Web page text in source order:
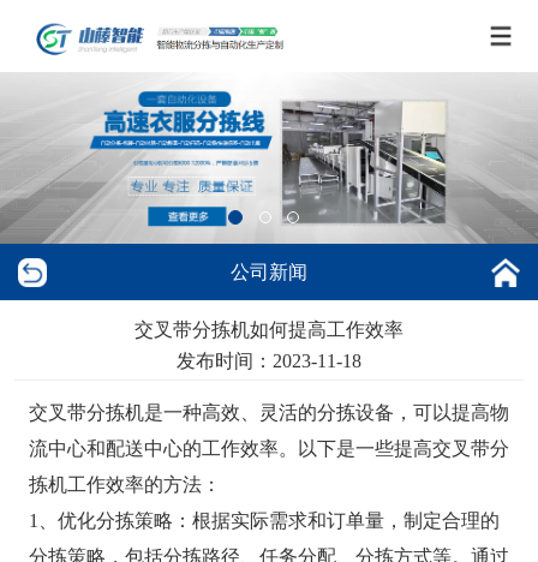
公司新闻
交叉带分拣机如何提高工作效率
发布时间：2023-11-18
交叉带分拣机是一种高效、灵活的分拣设备，可以提高物
流中心和配送中心的工作效率。以下是一些提高交叉带分
拣机工作效率的方法：
1、优化分拣策略：根据实际需求和订单量，制定合理的
分拣策略，包括分拣路径、任务分配、分拣方式等。通过